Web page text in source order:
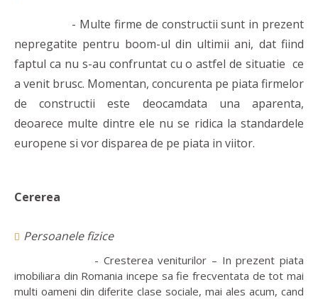
- Multe firme de constructii sunt in prezent
nepregatite pentru boom-ul din ultimii ani, dat fiind
faptul ca nu s-au confruntat cu o astfel de situatie ce
a venit brusc. Momentan, concurenta pe piata firmelor
de constructii este deocamdata una aparenta,
deoarece multe dintre ele nu se ridica la standardele
europene si vor disparea de pe piata in viitor.
Cererea
Persoanele fizice
- Cresterea veniturilor – In prezent piata
imobiliara din Romania incepe sa fie frecventata de tot mai
multi oameni din diferite clase sociale, mai ales acum, cand